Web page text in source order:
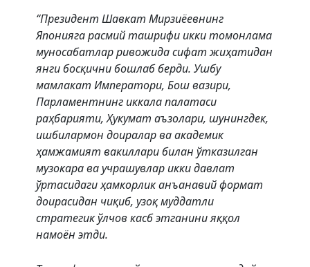
“Президент Шавкат Мирзиёевнинг
Японияга расмий ташрифи икки томонлама
муносабатлар ривожида сифат жиҳатидан
янги босқични бошлаб берди. Ушбу
мамлакат Императори, Бош вазири,
Парламентнинг иккала палатаси
раҳбарияти, Ҳукумат аъзолари, шунингдек,
ишбилармон доиралар ва академик
ҳамжамият вакиллари билан ўтказилган
музокара ва учрашувлар икки давлат
ўртасидаги ҳамкорлик анъанавий формат
доирасидан чиқиб, узоқ муддатли
стратегик ўлчов касб этганини яққол
намоён этди.